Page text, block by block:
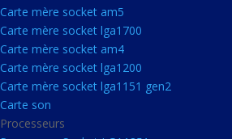
Carte Mère Socket
Carte mère socket am5
Carte mère socket
Carte mère socket am4
Carte mère socket am5
Carte mère socket lga1700
Carte mère socket am4
Carte mère socket lga1200
Carte mère socket lga1151 gen2
Carte son
Processeurs